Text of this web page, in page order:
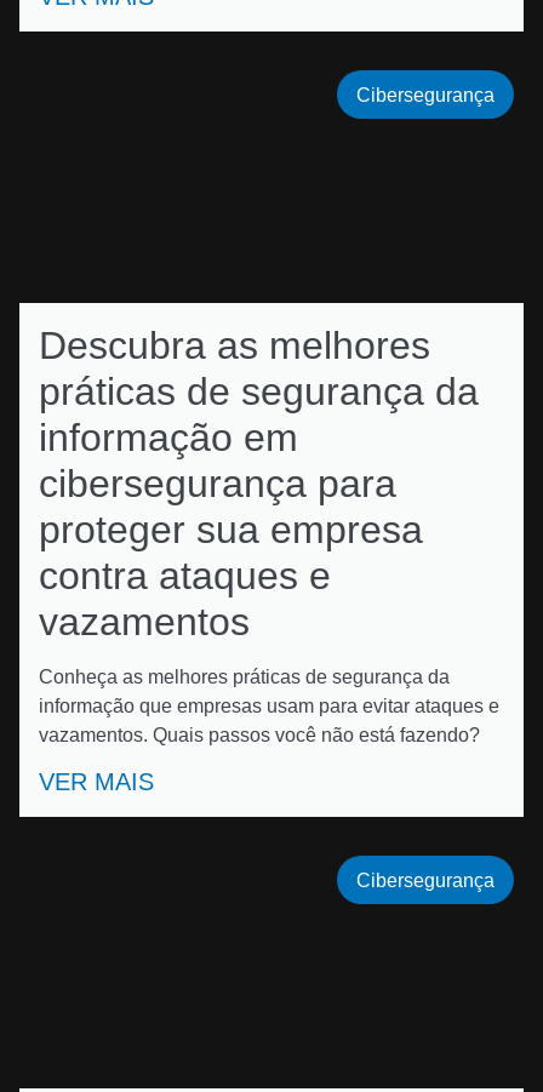
Descubra as melhores
práticas de segurança da
informação em
cibersegurança para
proteger sua empresa
contra ataques e
vazamentos
Conheça as melhores práticas de segurança da
informação que empresas usam para evitar ataques e
vazamentos. Quais passos você não está fazendo?
VER MAIS
Cibersegurança
Cibersegurança